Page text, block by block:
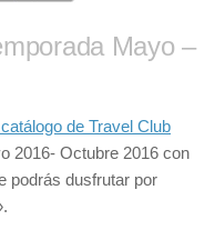
Mayo –
de Travel Club
2016- Octubre 2016 con
podrás dusfrutar por